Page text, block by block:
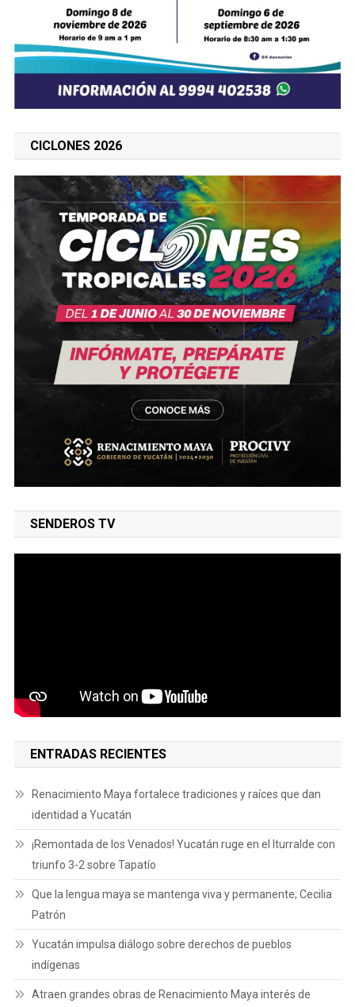
CICLONES 2026
SENDEROS TV
ENTRADAS RECIENTES
Renacimiento Maya fortalece tradiciones y raíces que dan
identidad a Yucatán
¡Remontada de los Venados! Yucatán ruge en el Iturralde con
triunfo 3-2 sobre Tapatío
Que la lengua maya se mantenga viva y permanente; Cecilia
Patrón
Yucatán impulsa diálogo sobre derechos de pueblos
indígenas
Atraen grandes obras de Renacimiento Maya interés de